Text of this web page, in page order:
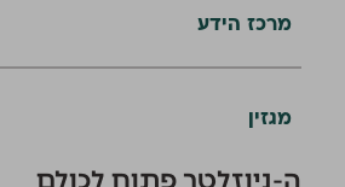
מרכז הידע
מגזין
ה-ניוזלטר פתוח לכולם